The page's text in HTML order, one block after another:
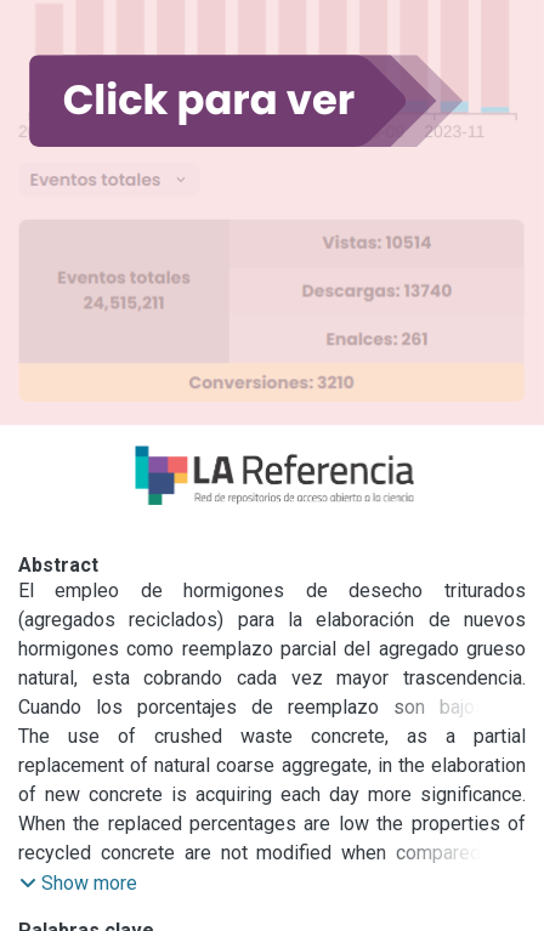
Abstract
El empleo de hormigones de desecho triturados
(agregados reciclados) para la elaboración de nuevos
hormigones como reemplazo parcial del agregado grueso
natural, esta cobrando cada vez mayor trascendencia.
Cuando los porcentajes de reemplazo son bajos las
propiedades de los hormigones reciclados no se ven
modificadas con relación a las de los hormigones
convencionales, mientras que para porcentajes superiores
al 50 % las diferencias comienzan a hacerse más notorias,
fundamentalmente en el aspecto durable. En este trabajo
se evalúa, por medio del ensayo de succión capilar, la
The use of crushed waste concrete, as a partial
replacement of natural coarse aggregate, in the elaboration
of new concrete is acquiring each day more significance.
When the replaced percentages are low the properties of
recycled concrete are not modified when compared with
conventional concrete, while for higher percentages of
Show more